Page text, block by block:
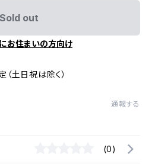
Sold out
お住まいの方向け
土日祝は除く）
通報する
(0)